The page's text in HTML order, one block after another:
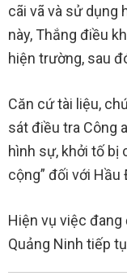
cãi vã và sử dụng
này, Thắng điều
hiện trường, sau
Căn cứ tài liệu,
sát điều tra Công
hình sự, khởi tố bị
cộng” đối với Hầu
Hiện vụ việc
Quảng Ninh tiếp